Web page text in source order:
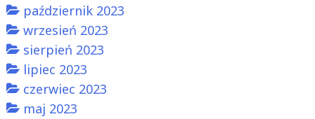
październik 2023
wrzesień 2023
sierpień 2023
lipiec 2023
czerwiec 2023
maj 2023